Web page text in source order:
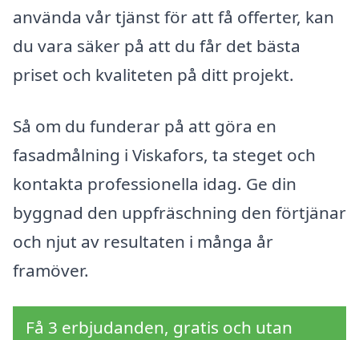
använda vår tjänst för att få offerter, kan
du vara säker på att du får det bästa
priset och kvaliteten på ditt projekt.
Så om du funderar på att göra en
fasadmålning i Viskafors, ta steget och
kontakta professionella idag. Ge din
byggnad den uppfräschning den förtjänar
och njut av resultaten i många år
framöver.
Få 3 erbjudanden, gratis och utan